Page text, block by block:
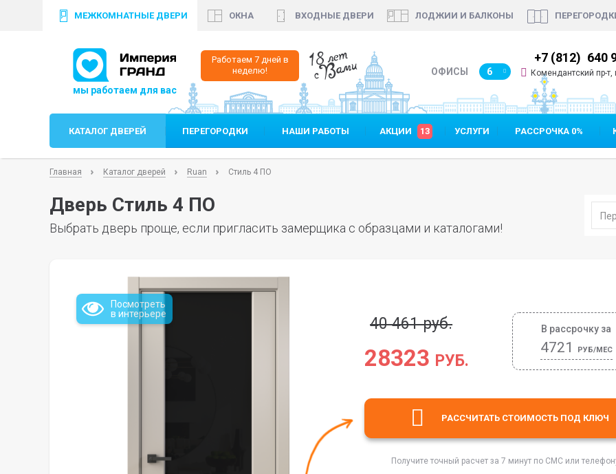
МЕЖКОМНАТНЫЕ ДВЕРИ ОКНА ВХОДНЫЕ ДВЕРИ ЛОДЖИИ И БАЛКОНЫ
Работаем 7 дней в
неделю!
18 лет
с Вами ОФИСЫ 6
+7 (812) 640 35 99 +7 (812) 640 90 48 +7 (812) 640
Комендантский пр-
КАТАЛОГ ДВЕРЕЙ ПЕРЕГОРОДКИ НАШИ РАБОТЫ АКЦИИ 13 УСЛУГИ РАССРОЧКА 0%
Главная Каталог дверей Ruan Стиль 4 ПО
Дверь Стиль 4 ПО
Выбрать дверь проще, если пригласить замерщика с образцами и каталогами!
Посмотреть
в интерьере
40 461 руб.
28323 РУБ.
В рассрочку за
4721 РУБ/МЕС
РАССЧИТАТЬ СТОИМОСТЬ ПОД КЛЮЧ
Получите точный расчет за 7 минут по СМС или